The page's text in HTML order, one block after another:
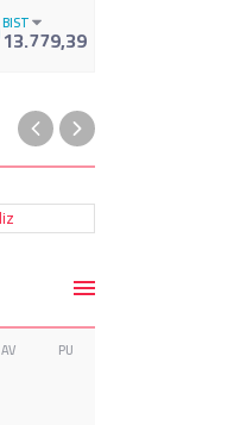
BIST
13.779,39
AV PU